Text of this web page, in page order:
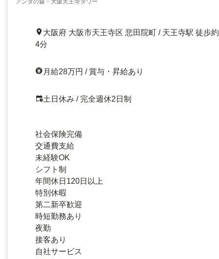
大阪府 大阪市天王寺区 悲田院町 / 天王寺駅 徒歩約
4分
月給28万円 / 賞与・昇給あり
土日休み / 完全週休2日制
社会保険完備
交通費支給
未経験OK
シフト制
年間休日120日以上
特別休暇
第二新卒歓迎
時短勤務あり
夜勤
接客あり
自社サービス